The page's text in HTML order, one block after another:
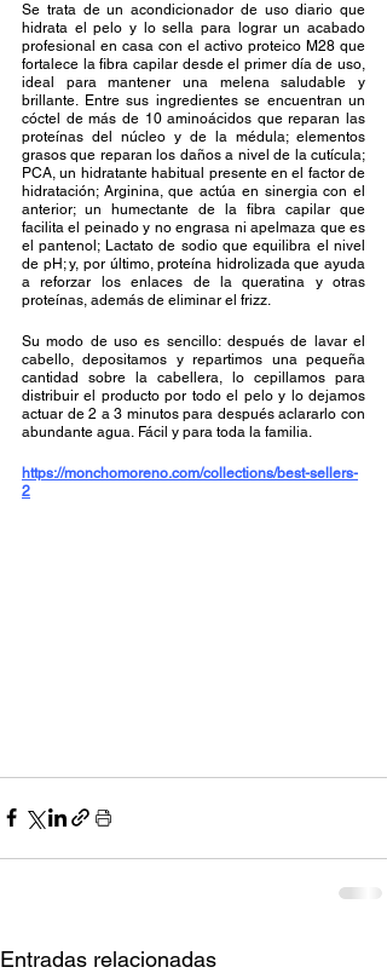
Se trata de un acondicionador de uso diario que
hidrata el pelo y lo sella para lograr un acabado
profesional en casa con el activo proteico M28 que
fortalece la fibra capilar desde el primer día de uso,
ideal para mantener una melena saludable y
brillante. Entre sus ingredientes se encuentran un
cóctel de más de 10 aminoácidos que reparan las
proteínas del núcleo y de la médula; elementos
grasos que reparan los daños a nivel de la cutícula;
PCA, un hidratante habitual presente en el factor de
hidratación; Arginina, que actúa en sinergia con el
anterior; un humectante de la fibra capilar que
facilita el peinado y no engrasa ni apelmaza que es
el pantenol; Lactato de sodio que equilibra el nivel
de pH; y, por último, proteína hidrolizada que ayuda
a reforzar los enlaces de la queratina y otras
proteínas, además de eliminar el frizz.
Su modo de uso es sencillo: después de lavar el
cabello, depositamos y repartimos una pequeña
cantidad sobre la cabellera, lo cepillamos para
distribuir el producto por todo el pelo y lo dejamos
actuar de 2 a 3 minutos para después aclararlo con
abundante agua. Fácil y para toda la familia.
https://monchomoreno.com/collections/best-sellers-
2
Entradas relacionadas